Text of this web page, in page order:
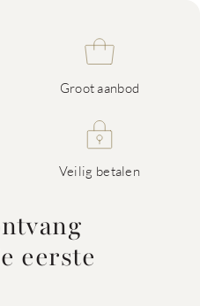
Groot aanbod
Veilig betalen
eerste